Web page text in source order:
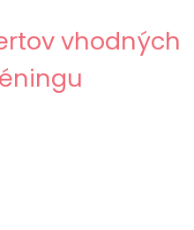
vhodných